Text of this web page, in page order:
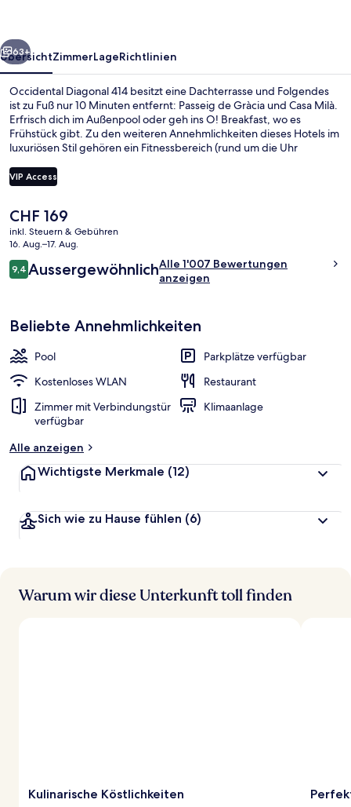
Weiter
63+
ÜbersichtZimmerLageRichtlinien
Occidental Diagonal 414 besitzt eine Dachterrasse und Folgendes
ist zu Fuß nur 10 Minuten entfernt: Passeig de Gràcia und Casa Milà.
Erfrisch dich im Außenpool oder geh ins O! Breakfast, wo es
Frühstück gibt. Zu den weiteren Annehmlichkeiten dieses Hotels im
luxuriösen Stil gehören ein Fitnessbereich (rund um die Uhr
schätzen die Lage für die Möglichkeiten zum Sightseeing und die
Nähe zu öffentlichen Verkehrsmitteln: Die U-Bahn-Station
entfernt.
VIP Access
Der
aktuelle
Preis
CHF 169.
CHF 169
inkl. Steuern & Gebühren
16. Aug.–17. Aug.
Bewertungen
9,49,4 von 10.
AussergewöhnlichAlle 1'007 Bewertungen
anzeigen
Beliebte Annehmlichkeiten
Pool
Parkplätze verfügbar
Kostenloses WLAN
Restaurant
Zimmer mit Verbindungstür
verfügbar
Klimaanlage
Alle anzeigen
Wichtigste Merkmale (12)
Sich wie zu Hause fühlen (6)
Warum wir diese Unterkunft toll finden
Kulinarische Köstlichkeiten